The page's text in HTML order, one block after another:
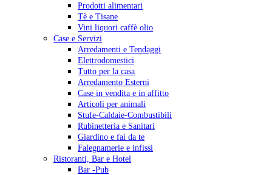
Prodotti alimentari
Tè e Tisane
Vini liquori caffè olio
Case e Servizi
Arredamenti e Tendaggi
Elettrodomestici
Tutto per la casa
Arredamento Esterni
Case in vendita e in affitto
Articoli per animali
Stufe-Caldaie-Combustibili
Rubinetteria e Sanitari
Giardino e fai da te
Falegnamerie e infissi
Ristoranti, Bar e Hotel
Bar -Pub